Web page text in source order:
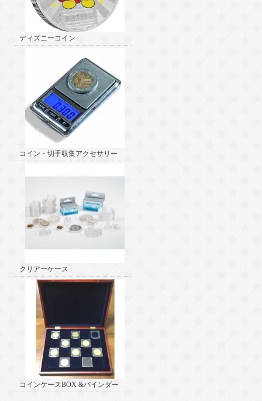
ディズニーコイン
コイン・切手収集アクセサリー
クリアーケース
コインケースBOX &バインダー